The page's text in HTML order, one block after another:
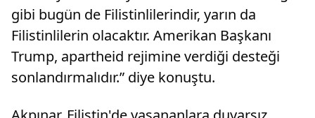
gibi bugün de Filistinlilerindir, yarın da
Filistinlilerin olacaktır. Amerikan Başkanı
Trump, apartheid rejimine verdiği desteği
sonlandırmalıdır.” diye konuştu.